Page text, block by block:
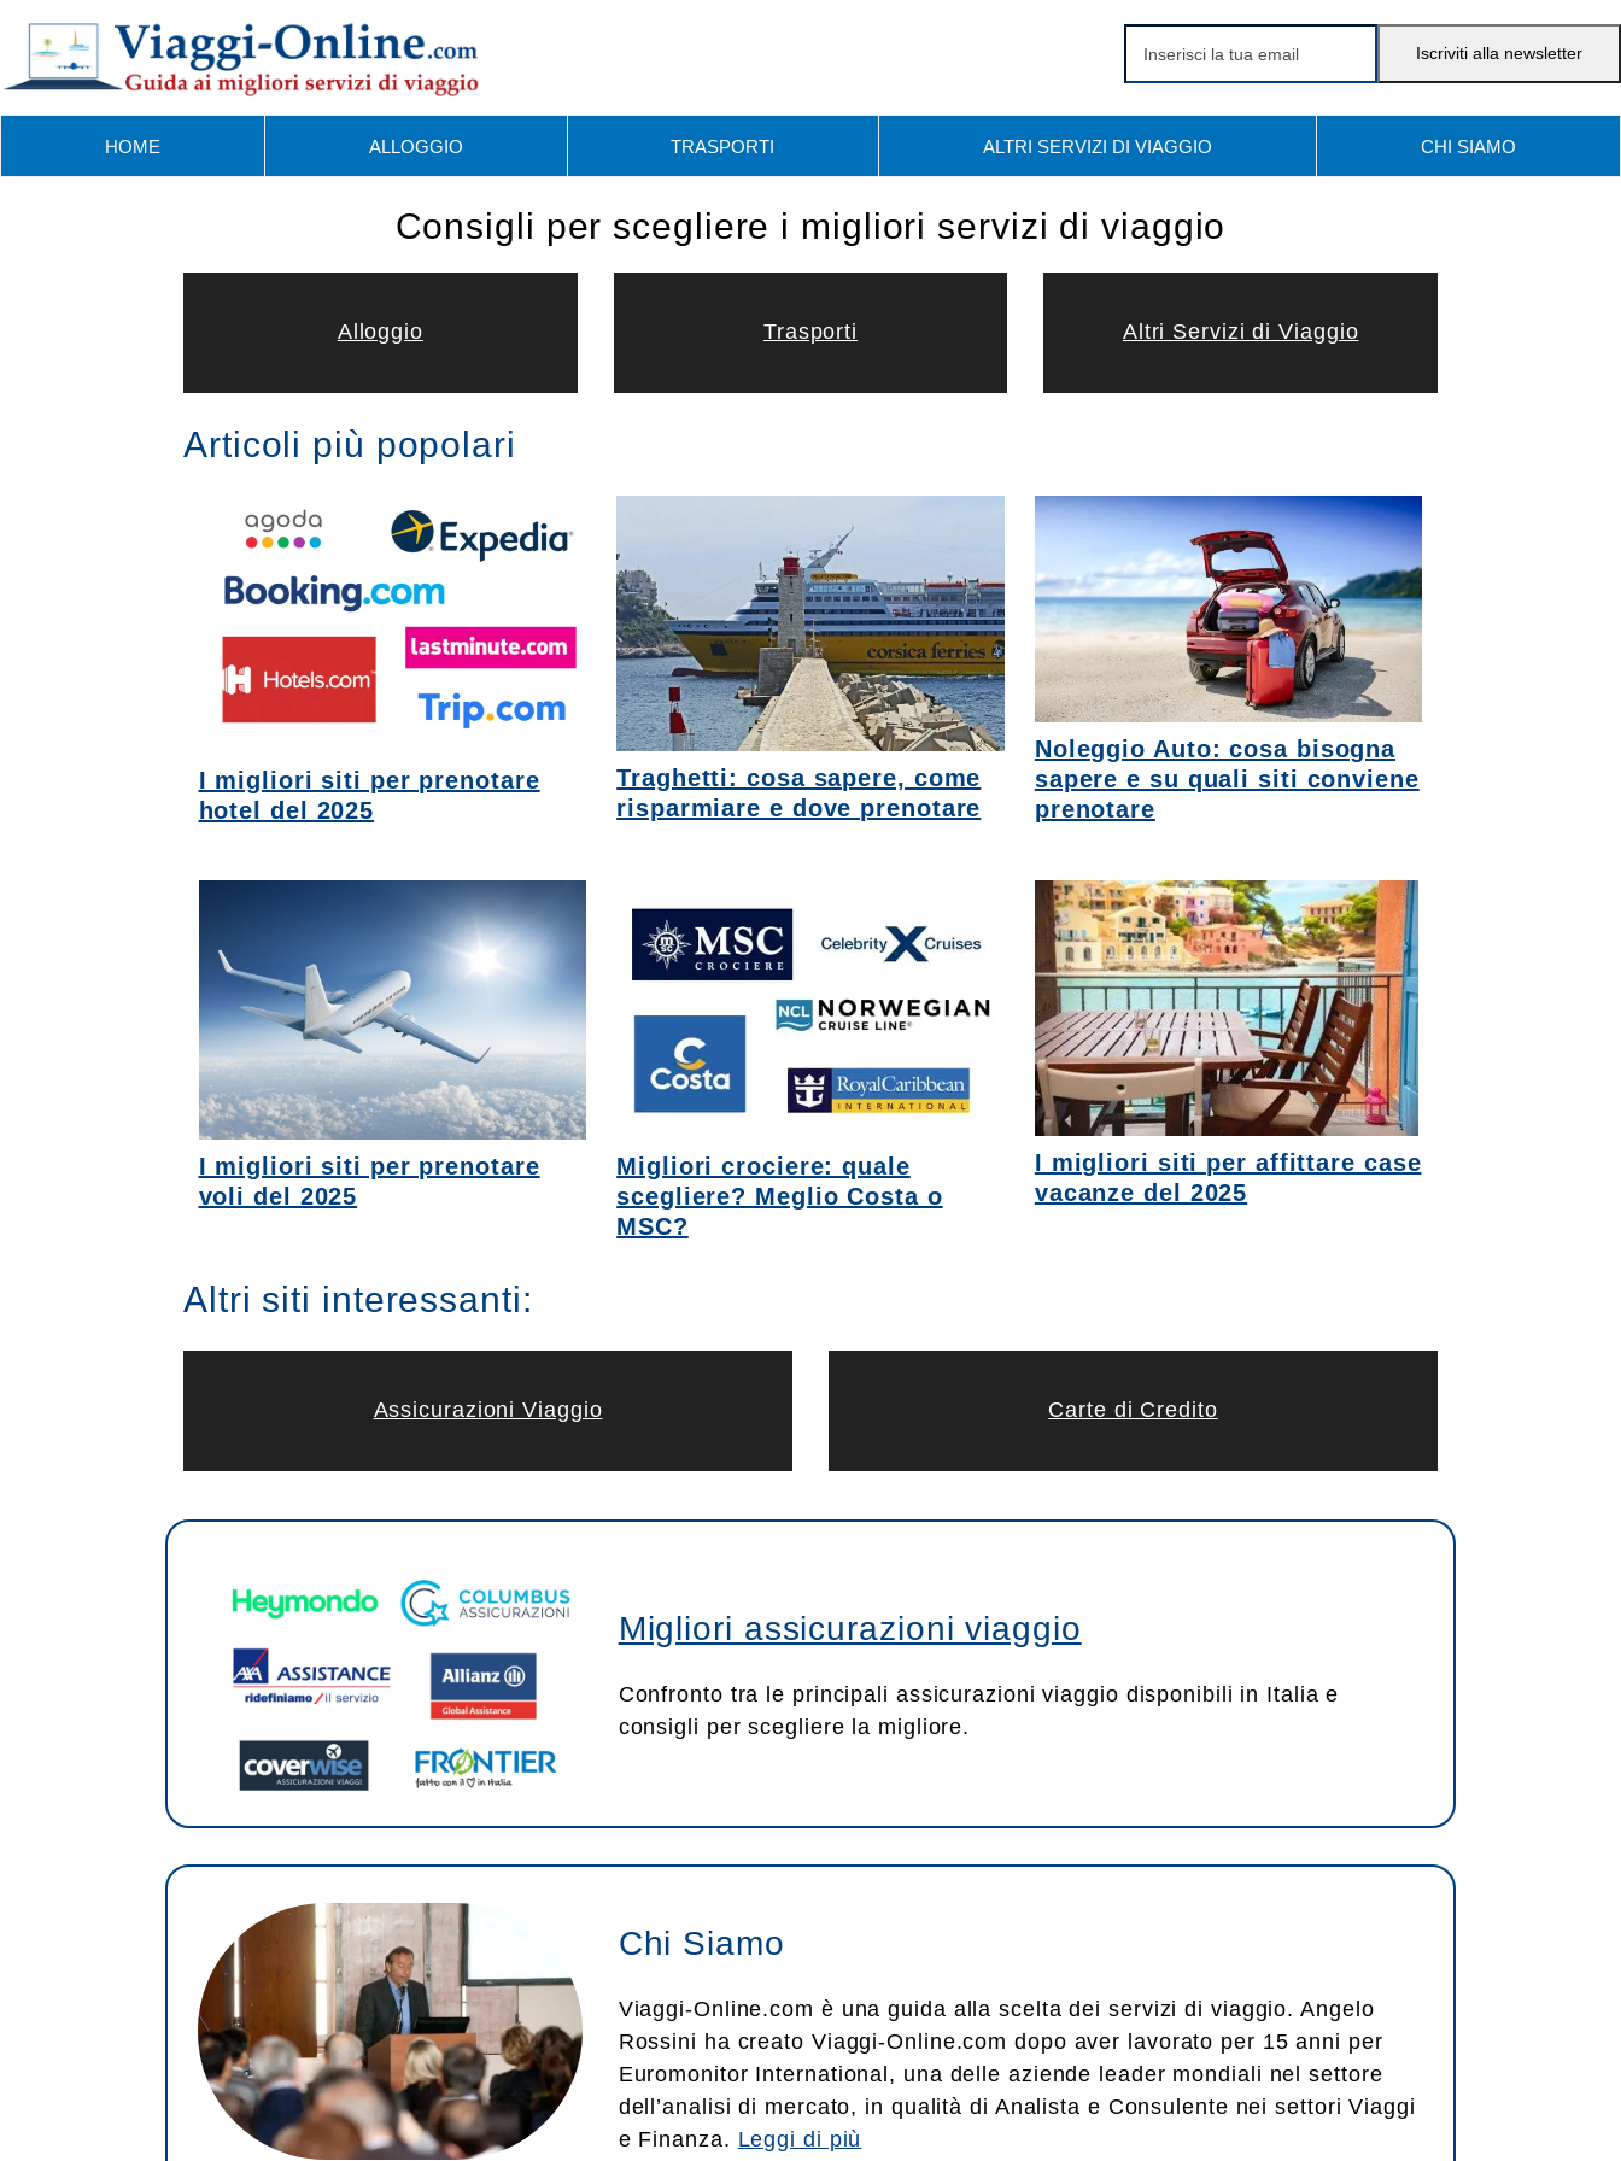
content
Inserisci
la
tua
email
Iscriviti alla newsletter
HOME ALLOGGIO TRASPORTI ALTRI SERVIZI DI VIAGGIO CHI SIAMO
Consigli per scegliere i migliori servizi di viaggio
Alloggio Trasporti Altri Servizi di Viaggio
Articoli più popolari
I migliori siti per prenotare
hotel del 2025
Traghetti: cosa sapere, come
risparmiare e dove prenotare
Noleggio Auto: cosa bisogna
sapere e su quali siti conviene
prenotare
I migliori siti per prenotare
voli del 2025
Migliori crociere: quale
scegliere? Meglio Costa o
MSC?
I migliori siti per affittare case
vacanze del 2025
Altri siti interessanti:
Assicurazioni Viaggio Carte di Credito
Migliori assicurazioni viaggio
Confronto tra le principali assicurazioni viaggio disponibili in Italia e
consigli per scegliere la migliore.
Chi Siamo
Viaggi-Online.com è una guida alla scelta dei servizi di viaggio. Angelo
Rossini ha creato Viaggi-Online.com dopo aver lavorato per 15 anni per
Euromonitor International, una delle aziende leader mondiali nel settore
dell’analisi di mercato, in qualità di Analista e Consulente nei settori Viaggi
e Finanza. Leggi di più